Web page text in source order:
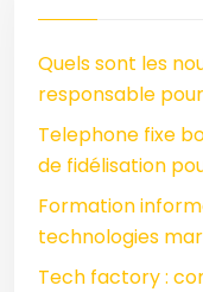
Quels sont les
responsable
Telephone fixe
de fidélisation
Formation
technologies
Tech factory :